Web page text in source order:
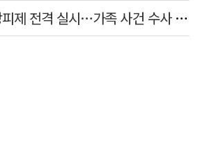
경찰, 9월 초부터 상피제 전격 실시…가족 사건 수사 못해